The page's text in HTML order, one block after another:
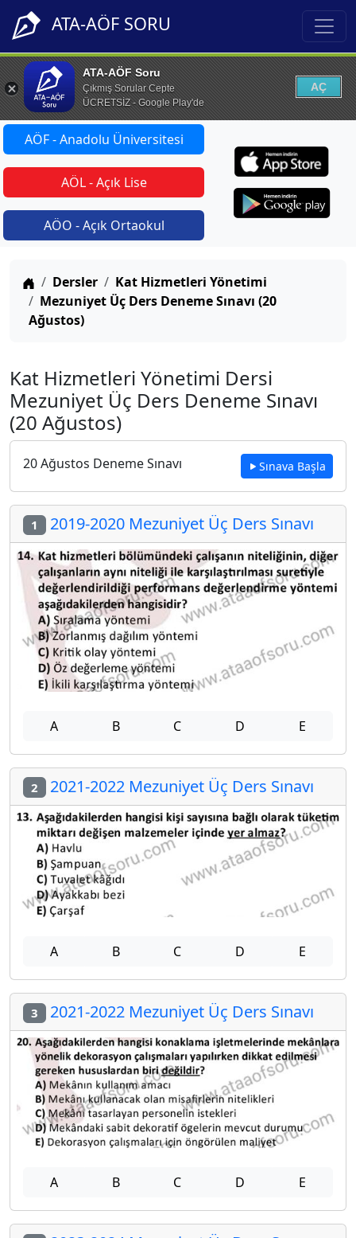
ATA-AÖF SORU
ATA-AÖF Soru
Çıkmış Sorular Cepte
ÜCRETSİZ - Google Play'de
AÇ
AÖF - Anadolu Üniversitesi
AÖL - Açık Lise
AÖO - Açık Ortaokul
Anasayfa
Dersler
Kat Hizmetleri Yönetimi
Mezuniyet Üç Ders Deneme Sınavı (20
Ağustos)
Kat Hizmetleri Yönetimi Dersi
Mezuniyet Üç Ders Deneme Sınavı
(20 Ağustos)
20 Ağustos Deneme Sınavı Sınava Başla
1 2019-2020 Mezuniyet Üç Ders Sınavı
A B C D E
2 2021-2022 Mezuniyet Üç Ders Sınavı
A B C D E
3 2021-2022 Mezuniyet Üç Ders Sınavı
A B C D E